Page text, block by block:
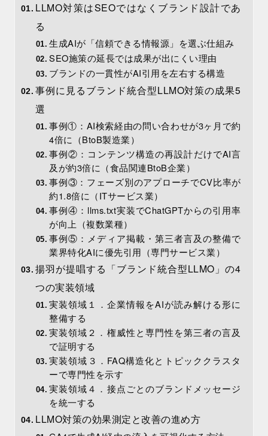
LLMO対策はSEOではなくブランド設計であ
る
生成AIが「信頼できる情報源」を選ぶ仕組み
SEO施策の延長では成果が出にくい理由
ブランドの一貫性がAI引用を左右する構造
事例に見るブランド統合型LLMO対策の成果5
選
事例①：AI検索経由の問い合わせが3ヶ月で約
4倍に（BtoB製造業）
事例②：コンテンツ構造の再設計だけでAI言
及が約3倍に（食品関連BtoB企業）
事例③：フェーズ別のアプローチでCV比率が
約1.8倍に（ITサービス業）
事例④：llms.txt実装でChatGPTからの引用率
が向上（複数業種）
事例⑤：メディア掲載・第三者言及の整備で
業界特化AIに優先引用（専門サービス業）
揚羽が提唱する「ブランド統合型LLMO」の4
つの実装領域
実装領域１．企業情報をAIが読み解ける形に
整備する
実装領域２．権威性と専門性を第三者の言及
で証明する
実装領域３．FAQ構造化とトピッククラスタ
ーで専門性を示す
実装領域４．接点ごとのブランドメッセージ
を統一する
LLMO対策の効果測定と改善の進め方